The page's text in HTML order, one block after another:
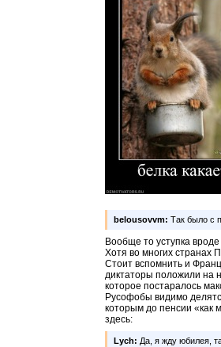
belousovvm: Так было с
Вообще то уступка
Хотя во многих странах
Стоит вспомнить и
диктаторы положили на
которое постаралось
Русофобы видимо
которым до пенсии «как
здесь:
Lych: Да, я жду юбилея,